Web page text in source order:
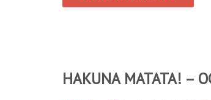
HAKUNA MATATA! –